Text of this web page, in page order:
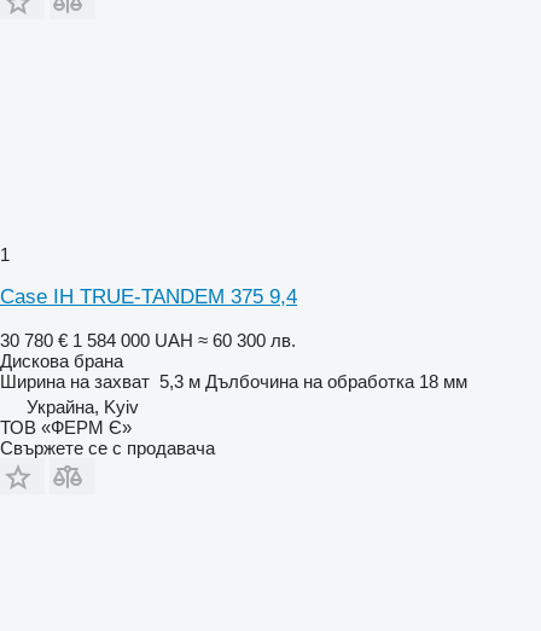
1
Case IH TRUE-TANDEM 375 9,4
30 780 € 1 584 000 UAH ≈ 60 300 лв.
Дискова брана
Ширина на захват 5,3 м Дълбочина на обработка 18 мм
Украйна, Kyiv
ТОВ «ФЕРМ Є»
Свържете се с продавача